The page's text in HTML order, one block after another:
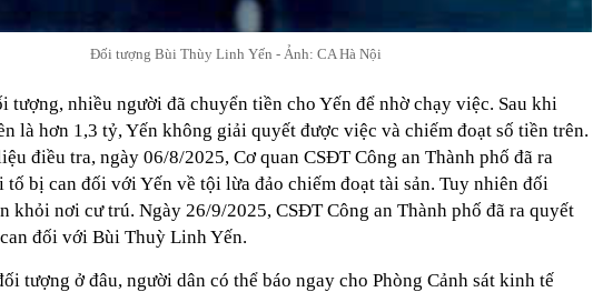
Đối tượng Bùi Thùy Linh Yến - Ảnh: CA Hà Nội
tượng, nhiều người đã chuyển tiền cho Yến để nhờ chạy việc. Sau khi
là hơn 1,3 tỷ, Yến không giải quyết được việc và chiếm đoạt số tiền trên.
điều tra, ngày 06/8/2025, Cơ quan CSĐT Công an Thành phố đã ra
bị can đối với Yến về tội lừa đảo chiếm đoạt tài sản. Tuy nhiên đối
khỏi nơi cư trú. Ngày 26/9/2025, CSĐT Công an Thành phố đã ra quyết
đối với Bùi Thuỳ Linh Yến.
tượng ở đâu, người dân có thể báo ngay cho Phòng Cảnh sát kinh tế